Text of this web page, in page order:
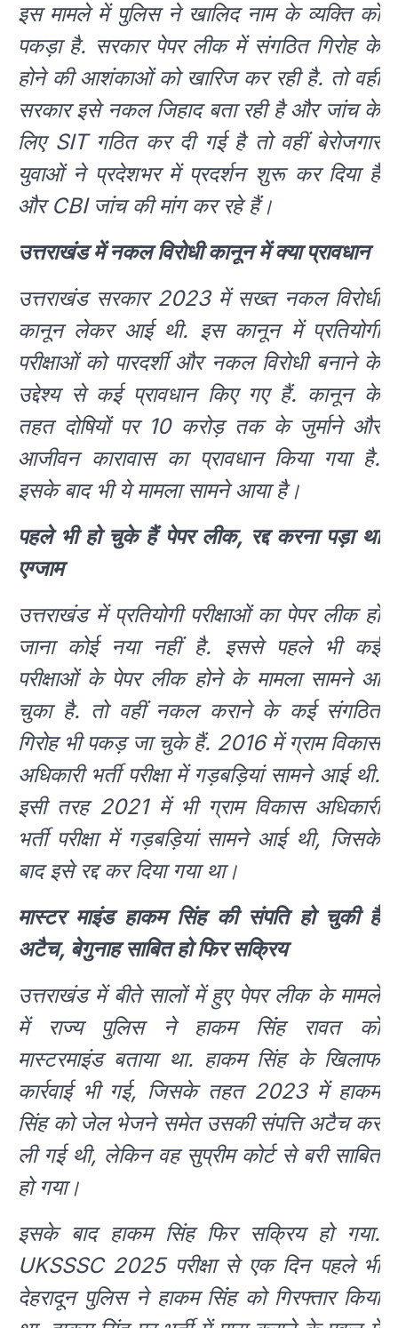
इस मामले में पुलिस ने खालिद नाम के व्यक्ति को
पकड़ा है. सरकार पेपर लीक में संगठित गिरोह के
होने की आशंकाओं को खारिज कर रही है. तो वहीं
सरकार इसे नकल जिहाद बता रही है और जांच के
लिए SIT गठित कर दी गई है तो वहीं बेरोजगार
युवाओं ने प्रदेशभर में प्रदर्शन शुरू कर दिया है
और CBI जांच की मांग कर रहे हैं।
उत्तराखंड में नकल विरोधी कानून में क्या प्रावधान
उत्तराखंड सरकार 2023 में सख्त नकल विरोधी
कानून लेकर आई थी. इस कानून में प्रतियोगी
परीक्षाओं को पारदर्शी और नकल विरोधी बनाने के
उद्देश्य से कई प्रावधान किए गए हैं. कानून के
तहत दोषियों पर 10 करोड़ तक के जुर्माने और
आजीवन कारावास का प्रावधान किया गया है.
इसके बाद भी ये मामला सामने आया है।
पहले भी हो चुके हैं पेपर लीक, रद्द करना पड़ा था
एग्जाम
उत्तराखंड में प्रतियाेगी परीक्षाओं का पेपर लीक हो
जाना कोई नया नहीं है. इससे पहले भी कई
परीक्षाओं के पेपर लीक होने के मामला सामने आ
चुका है. तो वहीं नकल कराने के कई संगठित
गिरोह भी पकड़ जा चुके हैं. 2016 में ग्राम विकास
अधिकारी भर्ती परीक्षा में गड़बड़ियां सामने आई थी.
इसी तरह 2021 में भी ग्राम विकास अधिकारी
भर्ती परीक्षा में गड़बड़ियां सामने आई थी, जिसके
बाद इसे रद्द कर दिया गया था।
मास्टर माइंड हाकम सिंह की संपति हो चुकी हैं
अटैच, बेगुनाह साबित हो फिर सक्रिय
उत्तराखंड में बीते सालों में हुए पेपर लीक के मामले
में राज्य पुलिस ने हाकम सिंंह रावत को
मास्टरमाइंड बताया था. हाकम सिंह के खिलाफ
कार्रवाई भी गई, जिसके तहत 2023 में हाकम
सिंह को जेल भेजने समेत उसकी संपत्ति अटैच कर
ली गई थी, लेकिन वह सुप्रीम कोर्ट से बरी साबित
हो गया।
इसके बाद हाकम सिंह फिर सक्रिय हो गया.
UKSSSC 2025 परीक्षा से एक दिन पहले भी
देहरादून पुलिस ने हाकम सिंंह को गिरफ्तार किया